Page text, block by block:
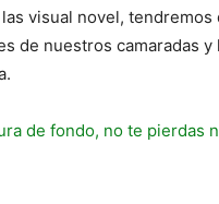
visual novel, tendremos
de nuestros camaradas y
de fondo, no te pierdas